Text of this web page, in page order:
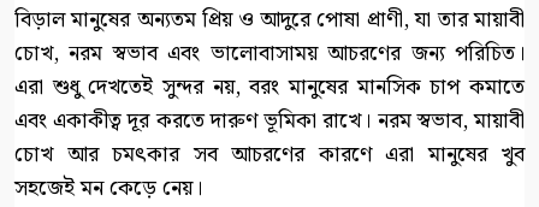
বিড়াল মানুষের অন্যতম প্রিয় ও আদুরে পোষা প্রাণী, যা তার মায়াবী
চোখ, নরম স্বভাব এবং ভালোবাসাময় আচরণের জন্য পরিচিত।
এরা শুধু দেখতেই সুন্দর নয়, বরং মানুষের মানসিক চাপ কমাতে
এবং একাকীত্ব দূর করতে দারুণ ভূমিকা রাখে। নরম স্বভাব, মায়াবী
চোখ আর চমৎকার সব আচরণের কারণে এরা মানুষের খুব
সহজেই মন কেড়ে নেয়।